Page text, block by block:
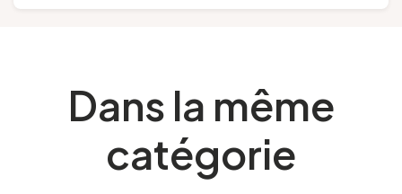
Dans la même
catégorie